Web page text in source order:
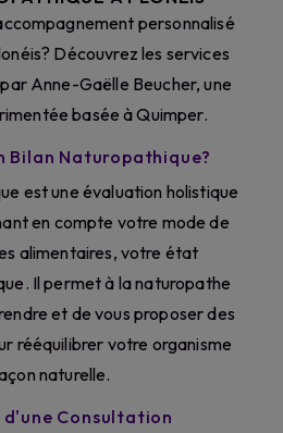
personnalisé
Découvrez les services
Anne-Gaëlle Beucher, une
basée à Quimper.
Bilan Naturopathique?
est une évaluation holistique
en compte votre mode de
alimentaires, votre état
Il permet à la naturopathe
et de vous proposer des
rééquilibrer votre organisme
naturelle.
d'une Consultation